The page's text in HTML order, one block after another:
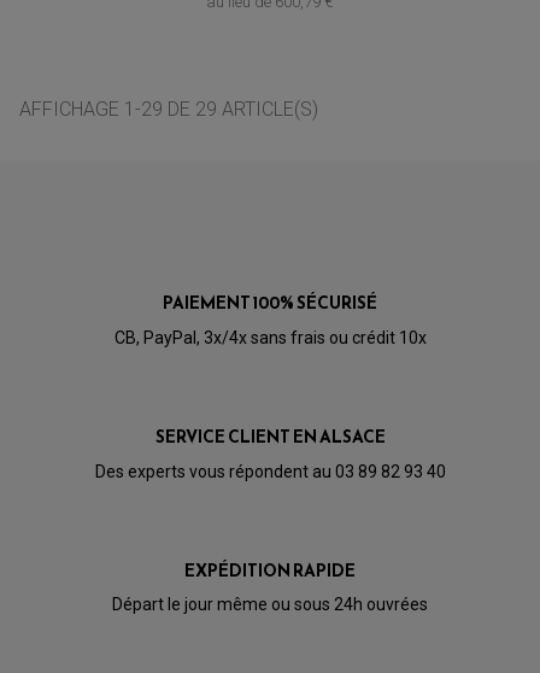
AFFICHAGE 1-29 DE 29 ARTICLE(S)
PAIEMENT 100% SÉCURISÉ
CB, PayPal, 3x/4x sans frais ou crédit 10x
SERVICE CLIENT EN ALSACE
Des experts vous répondent au 03 89 82 93 40
EXPÉDITION RAPIDE
Départ le jour même ou sous 24h ouvrées